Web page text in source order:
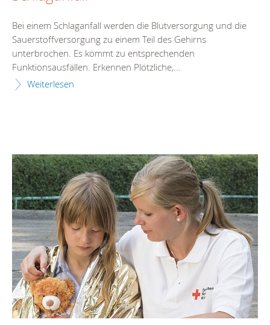
Bei einem Schlaganfall werden die Blutversorgung und die
Sauerstoffversorgung zu einem Teil des Gehirns
unterbrochen. Es kommt zu entsprechenden
Funktionsausfällen. Erkennen Plötzliche,...
Weiterlesen